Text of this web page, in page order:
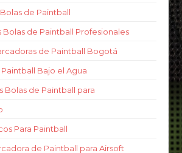
Bolas de Paintball
Bolas de Paintball Profesionales
de Paintball Bogotá
Bajo el Agua
Bolas de Paintball para
Para Paintball
de Paintball para Airsoft